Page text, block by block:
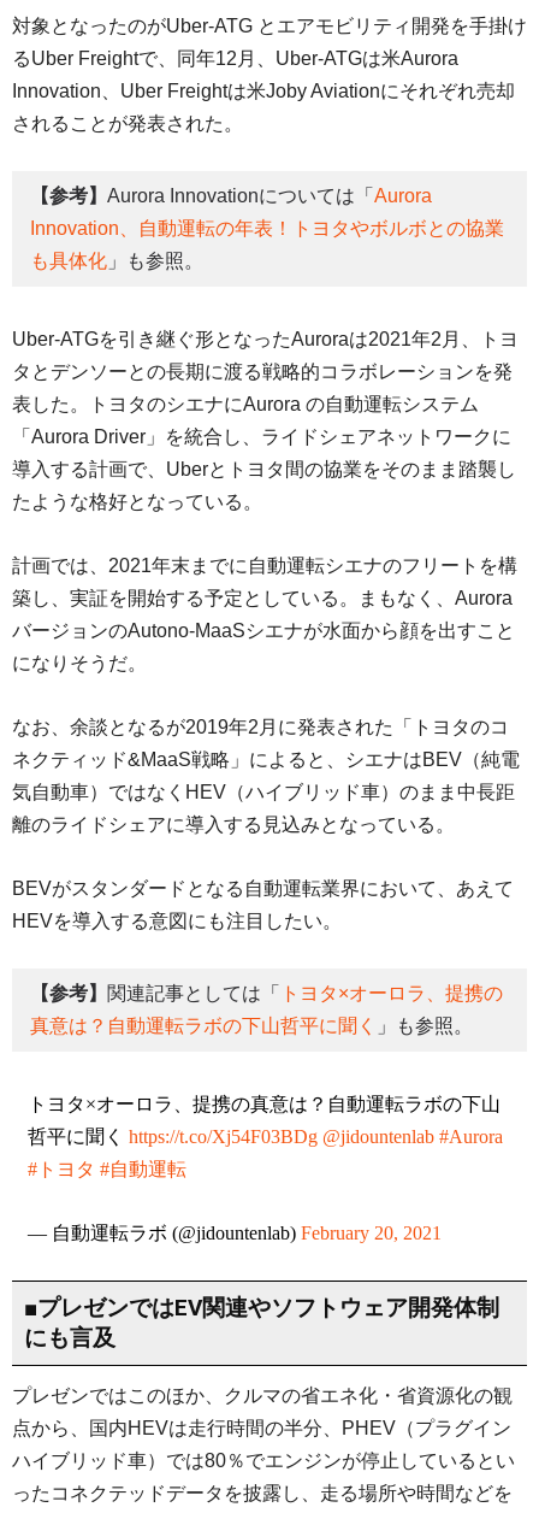
対象となったのがUber-ATG とエアモビリティ開発を手掛け
るUber Freightで、同年12月、Uber-ATGは米Aurora
Innovation、Uber Freightは米Joby Aviationにそれぞれ売却
されることが発表された。
【参考】 Aurora Innovationについては「 Aurora
Innovation、自動運転の年表！トヨタやボルボとの協業
も具体化 」も参照。
Uber-ATGを引き継ぐ形となったAuroraは2021年2月、トヨ
タとデンソーとの長期に渡る戦略的コラボレーションを発
表した。トヨタのシエナにAurora の自動運転システム
「Aurora Driver」を統合し、ライドシェアネットワークに
導入する計画で、Uberとトヨタ間の協業をそのまま踏襲し
たような格好となっている。
計画では、2021年末までに自動運転シエナのフリートを構
築し、実証を開始する予定としている。まもなく、Aurora
バージョンのAutono-MaaSシエナが水面から顔を出すこと
になりそうだ。
なお、余談となるが2019年2月に発表された「トヨタのコ
ネクティッド&MaaS戦略」によると、シエナはBEV（純電
気自動車）ではなくHEV（ハイブリッド車）のまま中長距
離のライドシェアに導入する見込みとなっている。
BEVがスタンダードとなる自動運転業界において、あえて
HEVを導入する意図にも注目したい。
【参考】 関連記事としては「
トヨタ×オーロラ、提携の
真意は？自動運転ラボの下山哲平に聞く
」も参照。
トヨタ×オーロラ、提携の真意は？自動運転ラボの下山
哲平に聞く https://t.co/Xj54F03BDg @jidountenlab #Aurora
#トヨタ #自動運転
— 自動運転ラボ (@jidountenlab) February 20, 2021
■プレゼンではEV関連やソフトウェア開発体制
にも言及
プレゼンではこのほか、クルマの省エネ化・省資源化の観
点から、国内HEVは走行時間の半分、PHEV（プラグイン
ハイブリッド車）では80％でエンジンが停止しているとい
ったコネクテッドデータを披露し、走る場所や時間などを